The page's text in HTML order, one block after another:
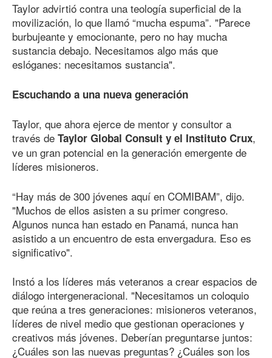
Taylor advirtió contra una teología superficial de la
movilización, lo que llamó “mucha espuma”. "Parece
burbujeante y emocionante, pero no hay mucha
sustancia debajo. Necesitamos algo más que
eslóganes: necesitamos sustancia".
Escuchando a una nueva generación
Taylor, que ahora ejerce de mentor y consultor a
través de Taylor Global Consult y el Instituto Crux,
ve un gran potencial en la generación emergente de
líderes misioneros.
“Hay más de 300 jóvenes aquí en COMIBAM”, dijo.
"Muchos de ellos asisten a su primer congreso.
Algunos nunca han estado en Panamá, nunca han
asistido a un encuentro de esta envergadura. Eso es
significativo".
Instó a los líderes más veteranos a crear espacios de
diálogo intergeneracional. "Necesitamos un coloquio
que reúna a tres generaciones: misioneros veteranos,
líderes de nivel medio que gestionan operaciones y
creativos más jóvenes. Deberían preguntarse juntos:
¿Cuáles son las nuevas preguntas? ¿Cuáles son los